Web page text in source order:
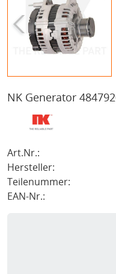
NK Generator
Art.Nr.:
Hersteller:
Teilenummer:
EAN-Nr.: